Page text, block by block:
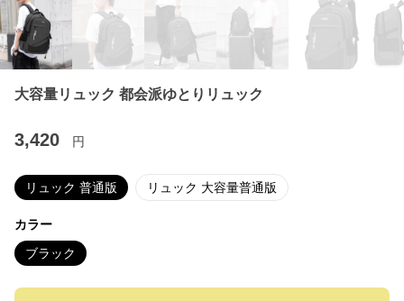
大容量リュック 都会派ゆとりリュック
3,420 円
リュック 普通版 リュック 大容量普通版
カラー
ブラック